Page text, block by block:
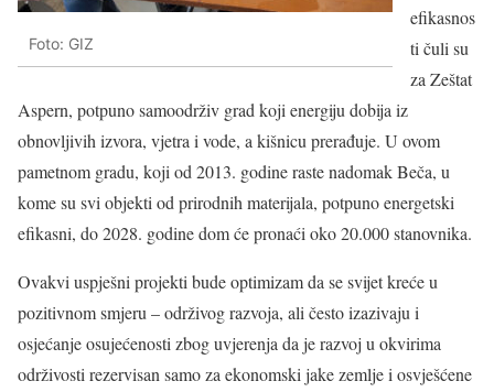
Foto: GIZ
efikasnos
ti čuli su
za Zeštat
Aspern, potpuno samoodrživ grad koji energiju dobija iz
obnovljivih izvora, vjetra i vode, a kišnicu prerađuje. U ovom
pametnom gradu, koji od 2013. godine raste nadomak Beča, u
kome su svi objekti od prirodnih materijala, potpuno energetski
efikasni, do 2028. godine dom će pronaći oko 20.000 stanovnika.
Ovakvi uspješni projekti bude optimizam da se svijet kreće u
pozitivnom smjeru – održivog razvoja, ali često izazivaju i
osjećanje osujećenosti zbog uvjerenja da je razvoj u okvirima
održivosti rezervisan samo za ekonomski jake zemlje i osvješćene